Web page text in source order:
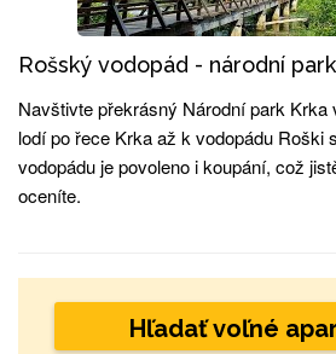
Rošský vodopád - národní
Navštivte překrásný Národní park
lodí po řece Krka až k vodopádu Roški
vodopádu je povoleno i koupání, což
oceníte.
Hľadať voľné